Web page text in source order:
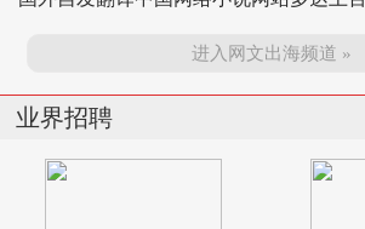
进入网文出海频道 »
业界招聘